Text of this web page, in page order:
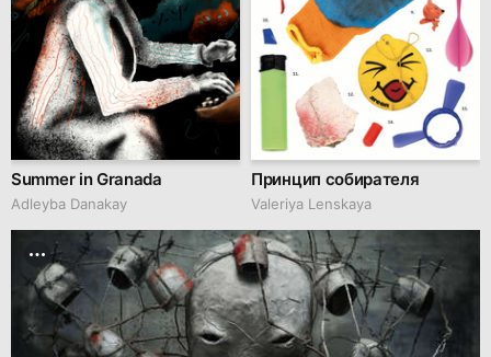
Summer in Granada
Adleyba Danakay
Принцип собирателя
Valeriya Lenskaya